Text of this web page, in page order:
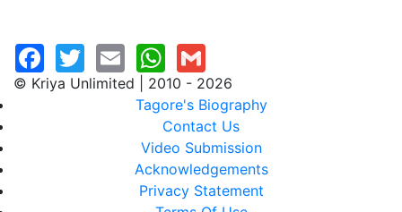
© Kriya Unlimited | 2010 - 2026
Tagore's Biography
Contact Us
Video Submission
Acknowledgements
Privacy Statement